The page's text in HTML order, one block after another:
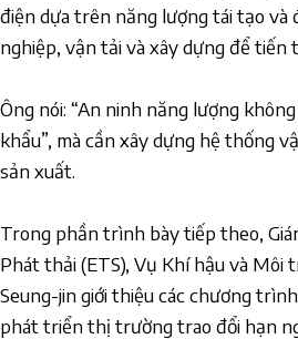
điện dựa trên năng lượng tái tạo và
nghiệp, vận tải và xây dựng để tiến
Ông nói: “An ninh năng lượng
khẩu”, mà cần xây dựng hệ thống
sản xuất.
Trong phần trình bày tiếp theo,
Phát thải (ETS), Vụ Khí hậu và
Seung-jin giới thiệu các chương
phát triển thị trường trao đổi hạn